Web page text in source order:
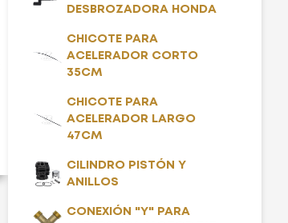
DESBROZADORA HONDA
CHICOTE PARA
ACELERADOR CORTO
35CM
CHICOTE PARA
ACELERADOR LARGO
47CM
CILINDRO PISTÓN Y
ANILLOS
CONEXIÓN "Y" PARA